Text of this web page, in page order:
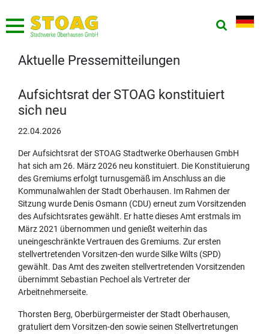
Aktuelle Pressemitteilungen
Aufsichtsrat der STOAG konstituiert
sich neu
22.04.2026
Der Aufsichtsrat der STOAG Stadtwerke Oberhausen GmbH
hat sich am 26. März 2026 neu konstituiert. Die Konstituierung
des Gremiums erfolgt turnusgemäß im Anschluss an die
Kommunalwahlen der Stadt Oberhausen. Im Rahmen der
Sitzung wurde Denis Osmann (CDU) erneut zum Vorsitzenden
des Aufsichtsrates gewählt. Er hatte dieses Amt erstmals im
März 2021 übernommen und genießt weiterhin das
uneingeschränkte Vertrauen des Gremiums. Zur ersten
stellvertretenden Vorsitzen-den wurde Silke Wilts (SPD)
gewählt. Das Amt des zweiten stellvertretenden Vorsitzenden
übernimmt Sebastian Pechoel als Vertreter der
Arbeitnehmerseite.
Thorsten Berg, Oberbürgermeister der Stadt Oberhausen,
gratuliert dem Vorsitzen-den sowie seinen Stellvertretungen